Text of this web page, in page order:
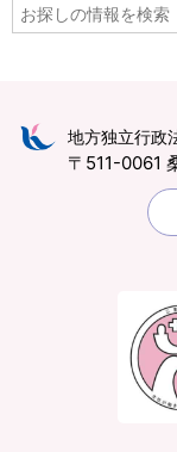
地方独立行政
〒511-0061